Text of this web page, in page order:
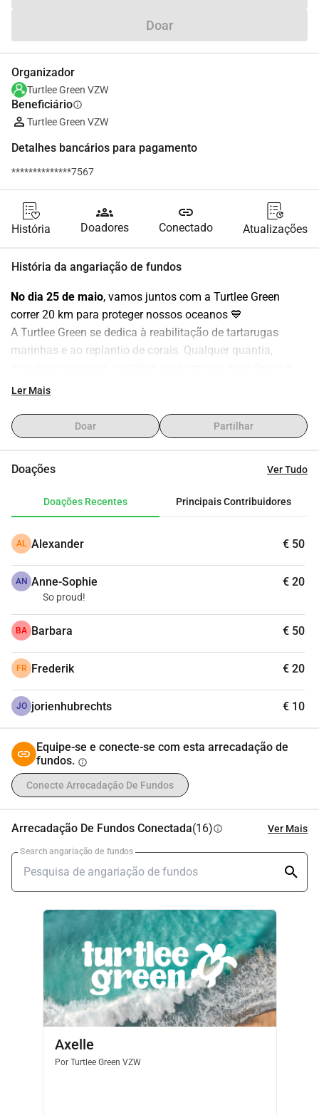
Doar
Organizador
Turtlee Green VZW
Beneficiárioinfo
Turtlee Green VZW
Detalhes bancários para pagamento
**************7567
História
groups
Doadores
link
Conectado Atualizações
História da angariação de fundos
No dia 25 de maio, vamos juntos com a Turtlee Green
correr 20 km para proteger nossos oceanos 💙
A Turtlee Green se dedica à reabilitação de tartarugas
marinhas e ao replantio de corais. Qualquer quantia,
saudável. Você gostaria de me patrocinar e fazer a
Em julho de 2025, Axelle - fundadora da Turtlee Green - fará
um estágio de 6 meses no Quênia. Ao longo da
conservação oceânica que ela irá visitar e, com o seu
Doe aqui e ajude 🐢
Ler Mais
Doar Partilhar
Doações Ver Tudo
Doações Recentes Principais Contribuidores
AL Alexander € 50
AN Anne-Sophie € 20
So proud!
BA Barbara € 50
FR Frederik € 20
JO jorienhubrechts € 10
Equipe-se e conecte-se com esta arrecadação de
fundos. info
Conecte Arrecadação De Fundos
Arrecadação De Fundos Conectada(16)info Ver Mais
Search angariação de fundos
Axelle
PorTurtlee Green VZW